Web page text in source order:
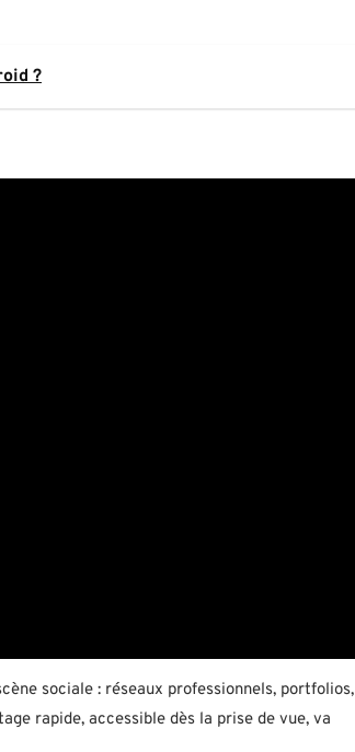
?
sociale : réseaux professionnels, portfolios,
rapide, accessible dès la prise de vue, va